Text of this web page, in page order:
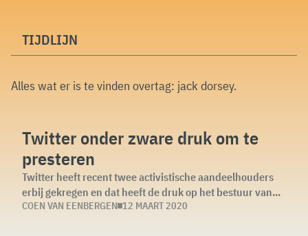
TIJDLIJN
Alles wat er is te vinden overtag: jack dorsey.
Twitter onder zware druk om te
presteren
Twitter heeft recent twee activistische aandeelhouders
erbij gekregen en dat heeft de druk op het bestuur van...
COEN VAN EENBERGEN 12 MAART 2020